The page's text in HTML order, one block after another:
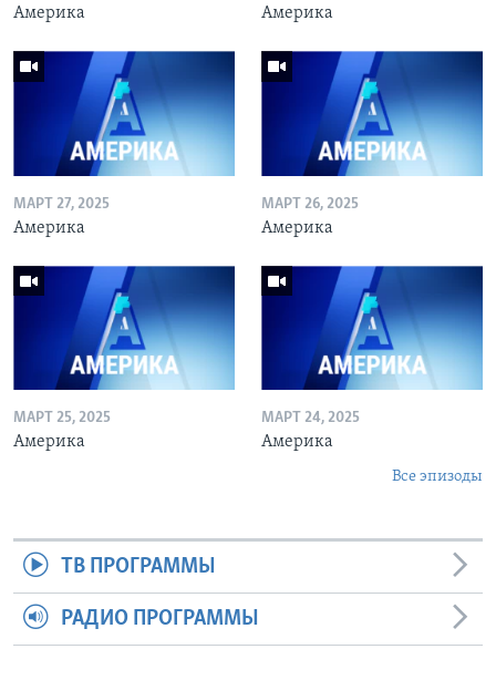
Америка Америка
МАРТ 27, 2025
Америка
МАРТ 26, 2025
Америка
МАРТ 25, 2025
Америка
МАРТ 24, 2025
Америка
Все эпизоды
ТВ ПРОГРАММЫ
РАДИО ПРОГРАММЫ